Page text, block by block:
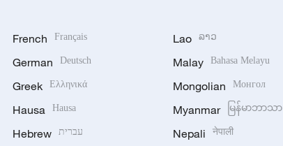
French Français
German Deutsch
Greek Ελληνικά
Hausa Hausa
Hebrew עברית
Lao ລາວ
Malay Bahasa Melayu
Mongolian Монгол
Myanmar မြန်မာဘာသာ
Nepali नेपाली